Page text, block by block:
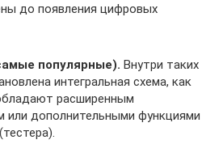
до появления цифровых
популярные). Внутри таких
интегральная схема, как
расширенным
или дополнительными функциями